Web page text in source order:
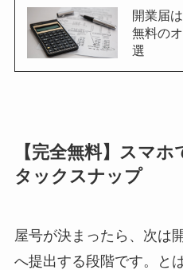
開業届
無料の
選
【完全無料】スマ
タックスナップ
屋号が決まったら、次は
へ提出する段階です。と